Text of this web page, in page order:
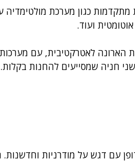
מתקדמות כגון מערכת
ועוד.
לאטרקטיבית, עם
חניה שמסייעים להחנות בקלות.
עם דגש על מודרניות